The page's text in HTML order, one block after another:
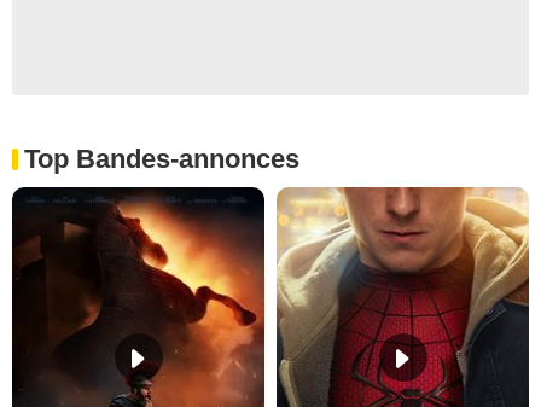
Top Bandes-annonces